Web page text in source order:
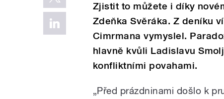
Zjistit to můžete i díky
Zdeňka Svěráka. Z deníku
Cimrmana vymyslel.
hlavně kvůli Ladislavu
konfliktními povahami.
„Před prázdninami došlo k